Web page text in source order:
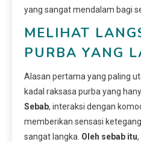
yang sangat mendalam bagi
MELIHAT
PURBA YANG
Alasan pertama yang paling
kadal raksasa purba yang
Sebab, interaksi dengan
memberikan sensasi
sangat langka. Oleh sebab itu